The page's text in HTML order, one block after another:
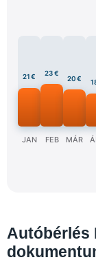
21 €
JAN
23 €
FEB
20 €
MÁR
Autóbérlés